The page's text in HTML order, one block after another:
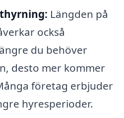
Längden på
också
du behöver
desto mer kommer
företag erbjuder
hyresperioder.